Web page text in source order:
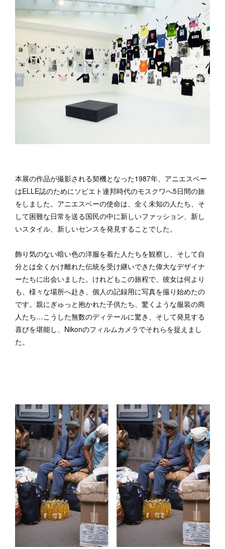
本展の作品が撮影される契機となった1987年、アニエスベー
はELLE誌のためにソビエト連邦時代のモスクワへ5日間の旅
をしました。アニエスベーの使命は、全く未知の人たち、そ
して困難な日常を送る国民の中に新しいファッション、新し
いスタイル、新しいセンスを発見することでした。
飾り気のない暗い色の洋服を着た人たちを観察し、そして自
分とは全くかけ離れた伝統を受け継いできた偉大なデザイナ
ーたちに出会いました。けれどもこの旅程で、彼女は何より
も、様々な場所へ赴き、個人の記録用に写真を撮り始めたの
です。親にぎゅっと抱かれた子供たち、驚くような服装の商
人たち…こうした無数のディテールに驚き、そして発見する
喜びを堪能し、Nikonのフィルムカメラでそれらを捉えまし
た。